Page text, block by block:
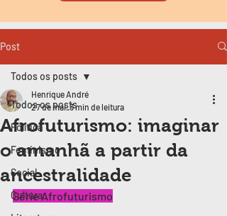
Post
Todos os posts
Política
Feminismo
Social
Cultura
Todos os posts
Afrofuturismo: imaginar
o amanhã a partir da
ancestralidade
Henrique André
27 de mai.3 min de leitura
Série Afrofuturismo